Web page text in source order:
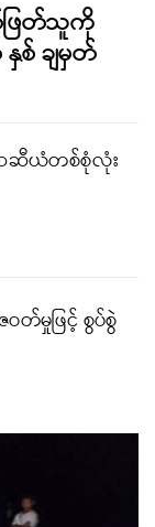
ဖြတ်သူကို
စ် ချမှတ်
ဆီယံတစ်စုံလုံး
တ်မှုဖြင့် စွပ်စွဲ